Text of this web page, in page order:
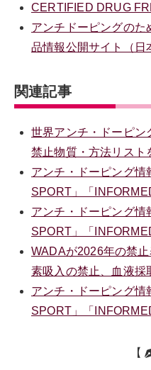
CERTIFIED DRUG
アンチドーピングのた
品情報公開サイト（日
関連記事
世界アンチ・ドーピン
禁止物質・方法リスト
アンチ・ドーピング
SPORT」「
アンチ・ドーピング
SPORT」「
WADAが2026年の禁
素吸入の禁止、血液採
アンチ・ドーピング
SPORT」「
【